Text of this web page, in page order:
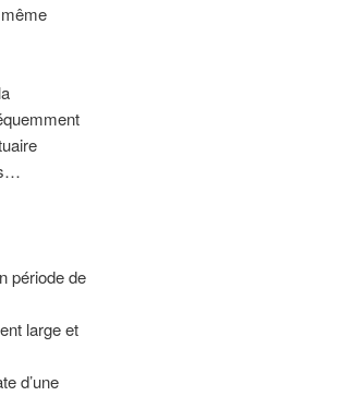
période de
large et
d’une